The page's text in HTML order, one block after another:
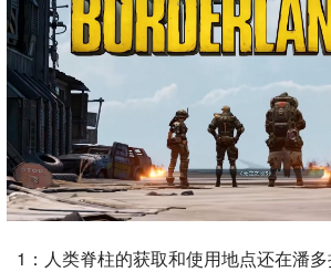
1：人类脊柱的获取和使用地点还在潘多